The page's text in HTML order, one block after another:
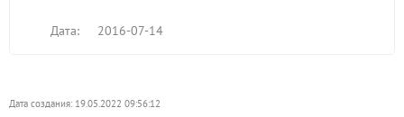
Дата: 2016-07-14
Дата создания: 19.05.2022 09:56:12